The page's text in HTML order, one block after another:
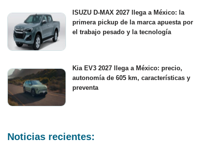
ISUZU D-MAX 2027 llega a México: la
primera pickup de la marca apuesta por
el trabajo pesado y la tecnología
Kia EV3 2027 llega a México: precio,
autonomía de 605 km, características y
preventa
Noticias recientes: